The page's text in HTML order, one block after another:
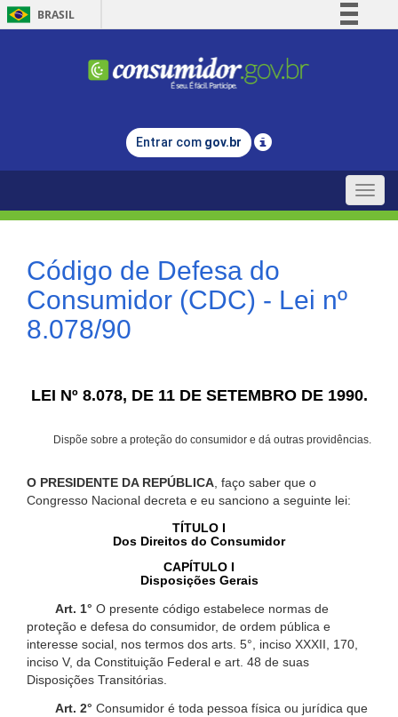
BRASIL
Comunica BR
Legislação
Entrar com gov.br
Toggle
Código de Defesa do
Consumidor (CDC) - Lei nº
8.078/90
LEI Nº 8.078, DE 11 DE SETEMBRO DE 1990.
Dispõe sobre a proteção do consumidor e dá outras providências.
O PRESIDENTE DA REPÚBLICA , faço saber que o
Congresso Nacional decreta e eu sanciono a seguinte lei:
TÍTULO I
Dos Direitos do Consumidor
CAPÍTULO I
Disposições Gerais
Art. 1° O presente código estabelece normas de
proteção e defesa do consumidor, de ordem pública e
interesse social, nos termos dos arts. 5°, inciso XXXII, 170,
inciso V, da Constituição Federal e art. 48 de suas
Disposições Transitórias.
Art. 2° Consumidor é toda pessoa física ou jurídica que